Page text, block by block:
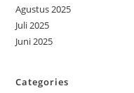
Agustus 2025
Juli 2025
Juni 2025
Categories